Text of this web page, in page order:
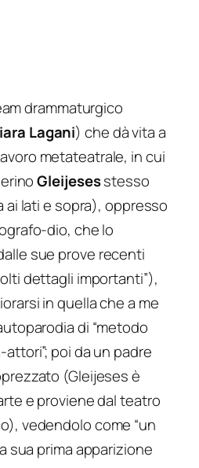
drammaturgico
Lagani) che dà vita a
metateatrale, in cui
Gleijesesstesso
lati e sopra), oppresso
dio, che lo
sue prove recenti
dettagli importanti”),
in quella che a me
di “metodo
poi da un padre
(Gleijeses è
e proviene dal teatro
vedendolo come “un
sua prima apparizione